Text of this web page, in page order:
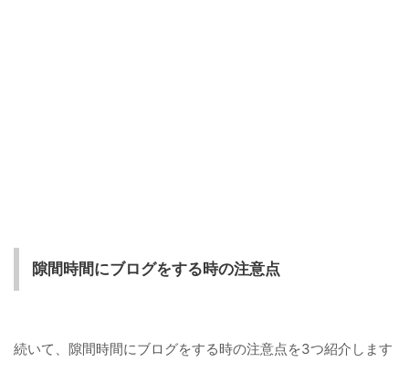
隙間時間にブログをする時の注意点
続いて、隙間時間にブログをする時の注意点を3つ紹介します